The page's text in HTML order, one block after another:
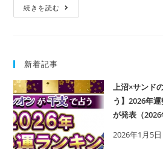
続きを読む
料
れ
た
彼
の
新着記事
上沼×サンド
う】2026年
が発表（2026
2026年1月5日